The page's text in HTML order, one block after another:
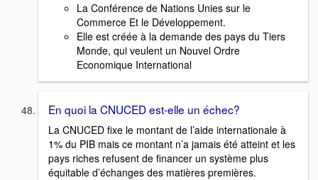
La Conférence de Nations Unies sur le
Commerce Et le Développement.
Elle est créée à la demande des pays du Tiers
Monde, qui veulent un Nouvel Ordre
Economique International
En quoi la CNUCED est-elle un échec?
La CNUCED fixe le montant de l’aide internationale à
1% du PIB mais ce montant n’a jamais été atteint et les
pays riches refusent de financer un système plus
équitable d’échanges des matières premières.